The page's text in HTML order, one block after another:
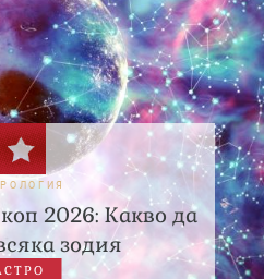
2026: Какво да
зодия